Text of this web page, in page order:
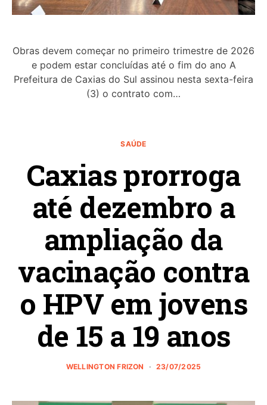
Obras devem começar no primeiro trimestre de 2026
e podem estar concluídas até o fim do ano A
Prefeitura de Caxias do Sul assinou nesta sexta-feira
(3) o contrato com…
SAÚDE
Caxias prorroga
até dezembro a
ampliação da
vacinação contra
o HPV em jovens
de 15 a 19 anos
WELLINGTON FRIZON 23/07/2025